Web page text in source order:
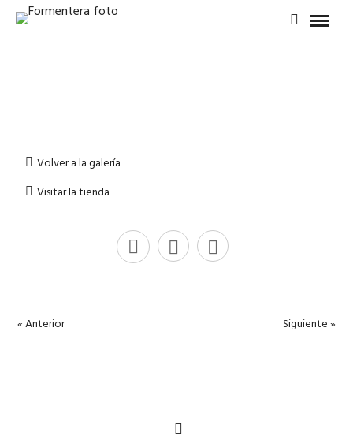
Volver a la galería
Visitar la tienda
« Anterior Siguiente »